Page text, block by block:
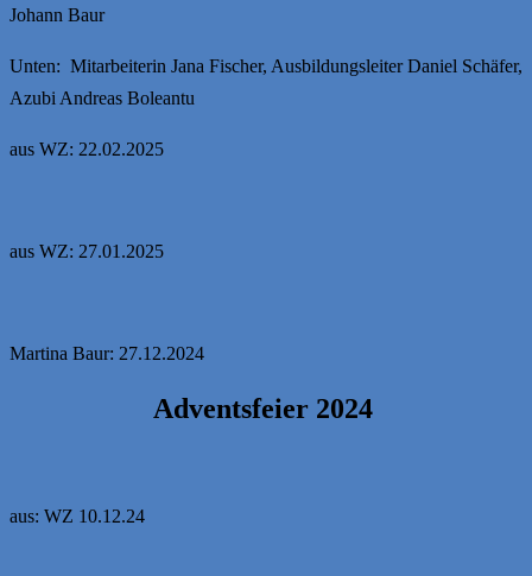
Johann Baur
Unten: Mitarbeiterin Jana Fischer, Ausbildungsleiter Daniel Schäfer,
Azubi Andreas Boleantu
aus WZ: 22.02.2025
aus WZ: 27.01.2025
Martina Baur: 27.12.2024
Adventsfeier 2024
aus: WZ 10.12.24